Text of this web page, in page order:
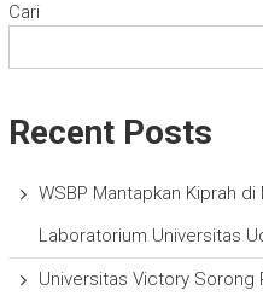
Cari
Recent Posts
WSBP Mantapkan Kiprah
Laboratorium Universitas
Universitas Victory Sorong